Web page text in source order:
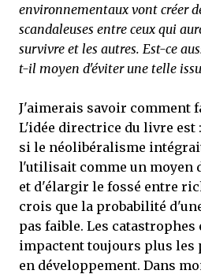
environnementaux vont créer
scandaleuses entre ceux qui
survivre et les autres. Est-ce
t-il moyen d'éviter une telle
J'aimerais savoir comment
L'idée directrice du livre est
si le néolibéralisme
l'utilisait comme un moyen
et d'élargir le fossé entre
crois que la probabilité
pas faible. Les
impactent toujours plus les
en développement. Dans